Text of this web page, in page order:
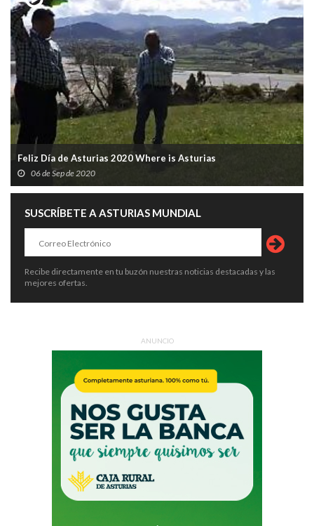
Feliz Día de Asturias 2020 Where is Asturias
06 de Sep de 2020
SUSCRÍBETE A ASTURIAS MUNDIAL
Recibe directamente en tu buzón nuestras noticias destacadas y las
mejores ofertas.
ANUNCIO